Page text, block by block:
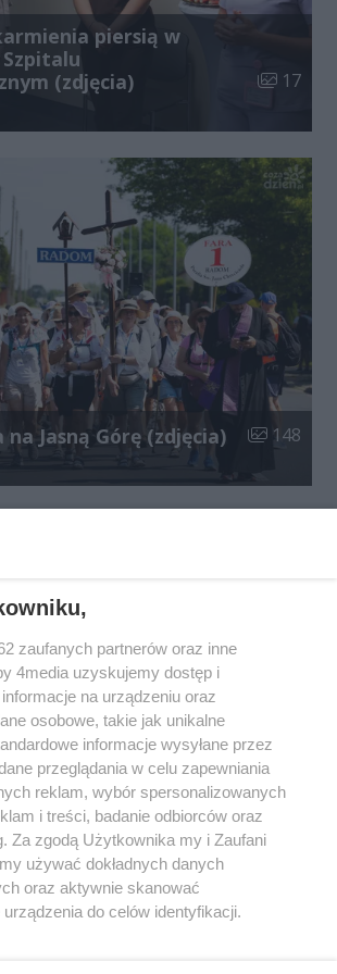
piersią w
(zdjęcia)
Liczba
17
Jasną Górę (zdjęcia) Liczba
148
Reklama Prywatność
Praca Łódź
the:protocol
zaufanych partnerów oraz inne
4media uzyskujemy dostęp i
na urządzeniu oraz
osobowe, takie jak unikalne
informacje wysyłane przez
przeglądania w celu zapewniania
reklam, wybór spersonalizowanych
i treści, badanie odbiorców oraz
Za zgodą Użytkownika my i Zaufani
używać dokładnych danych
oraz aktywnie skanować
do celów identyfikacji.